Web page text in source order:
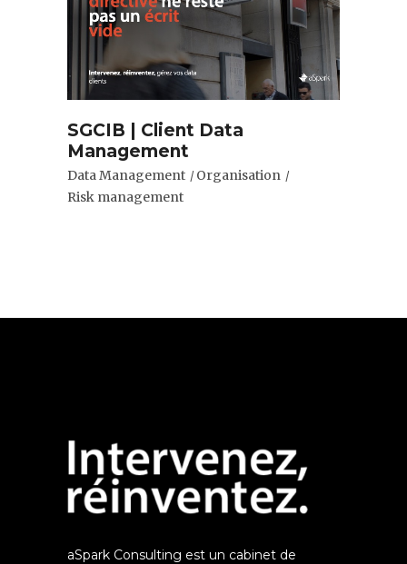
SGCIB | Client Data
Management
Data Management
Organisation
Risk management
aSpark Consulting est un cabinet de